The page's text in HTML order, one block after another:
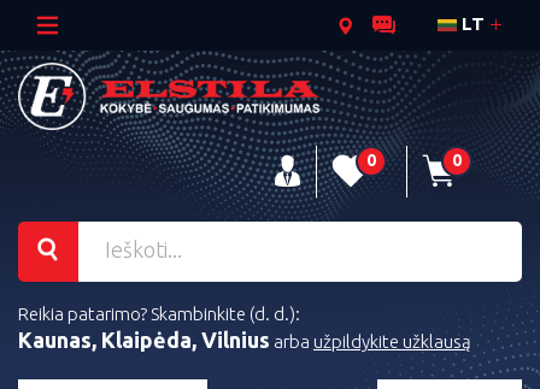
LT
0 0
Reikia patarimo? Skambinkite (d. d.):
Kaunas, Klaipėda, Vilnius arba užpildykite užklausą